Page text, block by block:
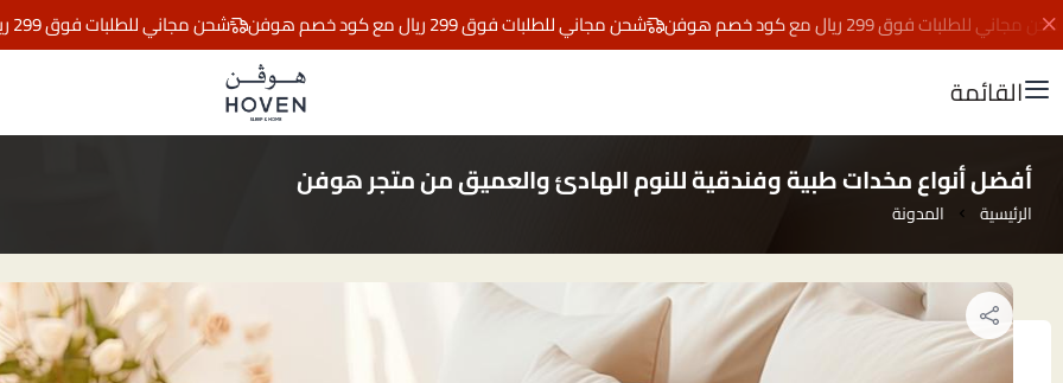
للطلبات فوق 299 ريال مع كود خصم هوفن شحن مجاني للطلبات فوق 299 ريال مع كود خصم هوفن شحن مجاني للطلبات فوق 299 ريال مع كود خصم هوفن
القائمة مفارش هوڤن
أفضل أنواع مخدات طبية وفندقية للنوم الهادئ والعميق من متجر هوفن
الرئيسية المدونة